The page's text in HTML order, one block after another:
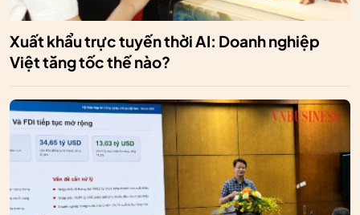
Xuất khẩu trực tuyến thời AI: Doanh nghiệp
Việt tăng tốc thế nào?